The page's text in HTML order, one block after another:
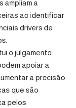
ampliam a
ao identificar
drivers de
o julgamento
apoiar a
a precisão
que são
pelos